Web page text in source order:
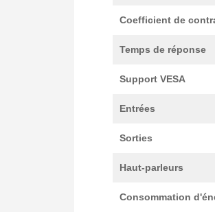
Coefficient de
Temps de réponse
Support VESA
Entrées
Sorties
Haut-parleurs
Consommation